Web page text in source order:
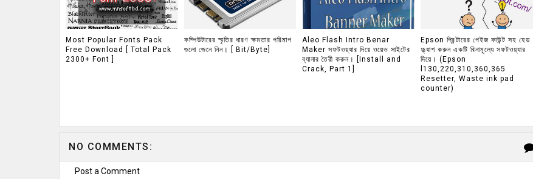
Most Popular Fonts Pack
Free Download [ Total Pack
2300+ Font ]
কম্পিউটারের স্মৃতির ধারণ ক্ষমতার পরিমাপ
গুলো জেনে নিন। [ Bit/Byte]
Aleo Flash Intro Benar
Maker সফটওয়্যার দিয়ে ওয়েভ সাইটের
ব্যানার তৈরী করুন। [Install and
Crack, Part 1]
Epson প্রিন্টারের পেইজ কাউন্ট সহ হেড
ফ্ল্যাশ করুন একটি বিনামূল্যে সফটওয়্যার
দিয়ে। (Epson
l130,220,310,360,365
Resetter, Waste ink pad
counter)
NO COMMENTS:
Post a Comment